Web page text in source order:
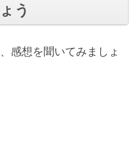
う
感想を聞いてみましょ